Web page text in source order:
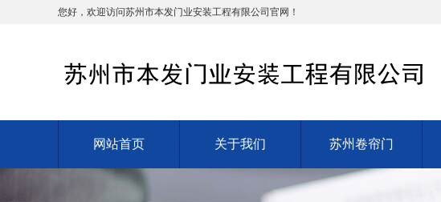
您好，欢迎访问苏州市本发门业安装工程有限公司官网！
网站首页 关于我们 苏州卷帘门